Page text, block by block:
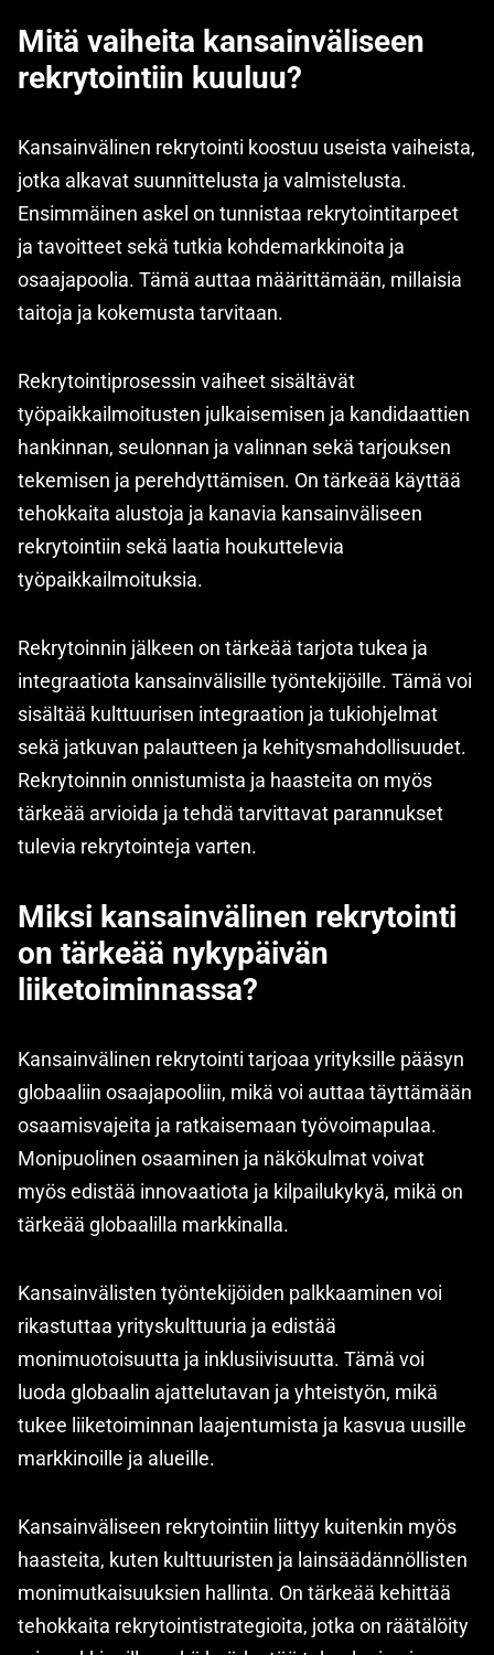
Mitä vaiheita kansainväliseen
rekrytointiin kuuluu?
Kansainvälinen rekrytointi koostuu useista vaiheista,
jotka alkavat suunnittelusta ja valmistelusta.
Ensimmäinen askel on tunnistaa rekrytointitarpeet
ja tavoitteet sekä tutkia kohdemarkkinoita ja
osaajapoolia. Tämä auttaa määrittämään, millaisia
taitoja ja kokemusta tarvitaan.
Rekrytointiprosessin vaiheet sisältävät
työpaikkailmoitusten julkaisemisen ja kandidaattien
hankinnan, seulonnan ja valinnan sekä tarjouksen
tekemisen ja perehdyttämisen. On tärkeää käyttää
tehokkaita alustoja ja kanavia kansainväliseen
rekrytointiin sekä laatia houkuttelevia
työpaikkailmoituksia.
Rekrytoinnin jälkeen on tärkeää tarjota tukea ja
integraatiota kansainvälisille työntekijöille. Tämä voi
sisältää kulttuurisen integraation ja tukiohjelmat
sekä jatkuvan palautteen ja kehitysmahdollisuudet.
Rekrytoinnin onnistumista ja haasteita on myös
tärkeää arvioida ja tehdä tarvittavat parannukset
tulevia rekrytointeja varten.
Miksi kansainvälinen rekrytointi
on tärkeää nykypäivän
liiketoiminnassa?
Kansainvälinen rekrytointi tarjoaa yrityksille pääsyn
globaaliin osaajapooliin, mikä voi auttaa täyttämään
osaamisvajeita ja ratkaisemaan työvoimapulaa.
Monipuolinen osaaminen ja näkökulmat voivat
myös edistää innovaatiota ja kilpailukykyä, mikä on
tärkeää globaalilla markkinalla.
Kansainvälisten työntekijöiden palkkaaminen voi
rikastuttaa yrityskulttuuria ja edistää
monimuotoisuutta ja inklusiivisuutta. Tämä voi
luoda globaalin ajattelutavan ja yhteistyön, mikä
tukee liiketoiminnan laajentumista ja kasvua uusille
markkinoille ja alueille.
Kansainväliseen rekrytointiin liittyy kuitenkin myös
haasteita, kuten kulttuuristen ja lainsäädännöllisten
monimutkaisuuksien hallinta. On tärkeää kehittää
tehokkaita rekrytointistrategioita, jotka on räätälöity